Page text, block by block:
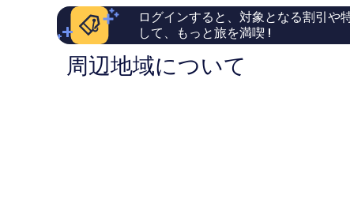
ト
ロ
ン
ド
ン
件
の
コ
ミ
ィ
セ
1,837
件
ログインすると、対象となる割引や
して、もっと旅を満喫 !
周辺地域について